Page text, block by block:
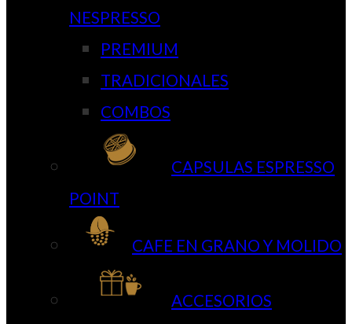
NESPRESSO
PREMIUM
TRADICIONALES
COMBOS
CAPSULAS ESPRESSO
POINT
CAFE EN GRANO Y MOLIDO
ACCESORIOS